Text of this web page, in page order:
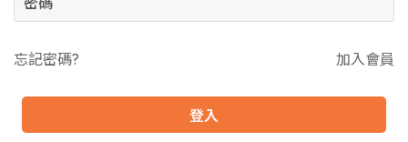
忘記密碼? 加入會員